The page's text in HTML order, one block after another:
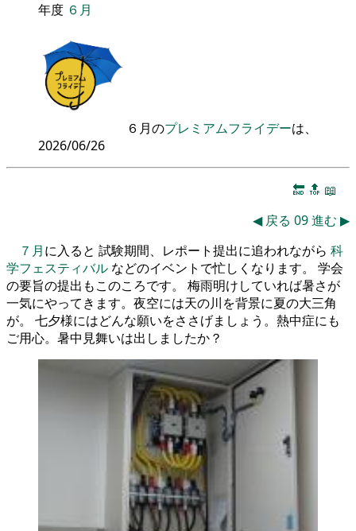
年度 ６月
６月のプレミアムフライデーは、
2026/06/26
🔚 🔝 📖
◀ 戻る 09進む ▶
７月に入ると 試験期間、レポート提出に追われながら 科
学フェスティバル などのイベントで忙しくなります。 学会
の要旨の提出もこのころです。 梅雨明けしていれば暑さが
一気にやってきます。夜空には天の川を背景に夏の大三角
が。 七夕様にはどんな願いをささげましょう。熱中症にも
ご用心。暑中見舞いは出しましたか？